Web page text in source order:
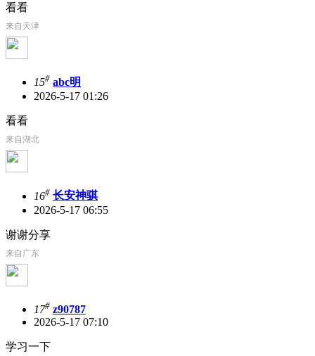
看看
来自天津
15# abc明
2026-5-17 01:26
看看
来自湖北
16# 长安神骐
2026-5-17 06:55
谢谢分享
来自广东
17# z90787
2026-5-17 07:10
学习一下